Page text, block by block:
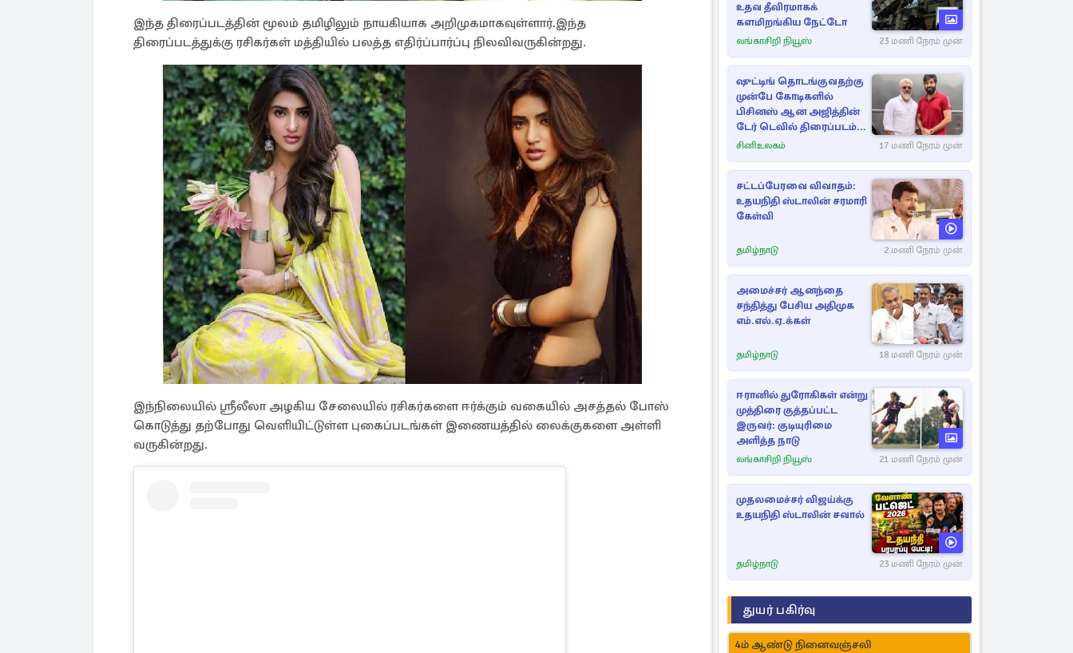
இந்த திரைப்படத்தின் மூலம் தமிழிலும் நாயகியாக அறிமுகமாகவுள்ளார்.இந்த
திரைப்படத்துக்கு ரசிகர்கள் மத்தியில் பலத்த எதிர்ப்பார்ப்பு நிலவிவருகின்றது.
இந்நிலையில் ஸ்ரீலீலா அழகிய சேலையில் ரசிகர்களை ஈர்க்கும் வகையில் அசத்தல் போஸ்
கொடுத்து தற்போது வெளியிட்டுள்ள புகைப்படங்கள் இணையத்தில் லைக்குகளை அள்ளி
வருகின்றது.
உதவ தீவிரமாகக்
களமிறங்கிய நேட்டோ
லங்காசிறி நியூஸ் 23 மணி நேரம் முன்
ஷுட்டிங் தொடங்குவதற்கு
முன்பே கோடிகளில்
பிசினஸ் ஆன அஜித்தின்
டேர் டெவில் திரைப்படம்...
சினிஉலகம் 17 மணி நேரம் முன்
சட்டப்பேரவை விவாதம்:
உதயநிதி ஸ்டாலின் சரமாரி
கேள்வி
தமிழ்நாடு 2 மணி நேரம் முன்
அமைச்சர் ஆனந்தை
சந்தித்து பேசிய அதிமுக
எம்.எல்.ஏ.க்கள்
தமிழ்நாடு 18 மணி நேரம் முன்
ஈரானில் துரோகிகள் என்று
முத்திரை குத்தப்பட்ட
இருவர்: குடியுரிமை
அளித்த நாடு
லங்காசிறி நியூஸ் 21 மணி நேரம் முன்
முதலமைச்சர் விஜய்க்கு
உதயநிதி ஸ்டாலின் சவால்
தமிழ்நாடு 23 மணி நேரம் முன்
துயர் பகிர்வு
4ம் ஆண்டு நினைவஞ்சலி